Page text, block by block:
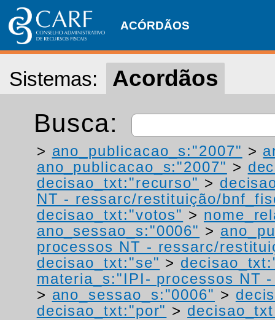
ACÓRDÃOS
Sistemas: Acordãos
Busca:
> ano_publicacao_s:"2007" >
ano_publicacao_s:"2007" >
decisao_txt:"recurso" >
NT - ressarc/restituição/
decisao_txt:"votos" >
ano_sessao_s:"0006" >
processos NT - ressarc/
decisao_txt:"se" >
materia_s:"IPI- processos NT
> ano_sessao_s:"0006" >
decisao_txt:"por" >